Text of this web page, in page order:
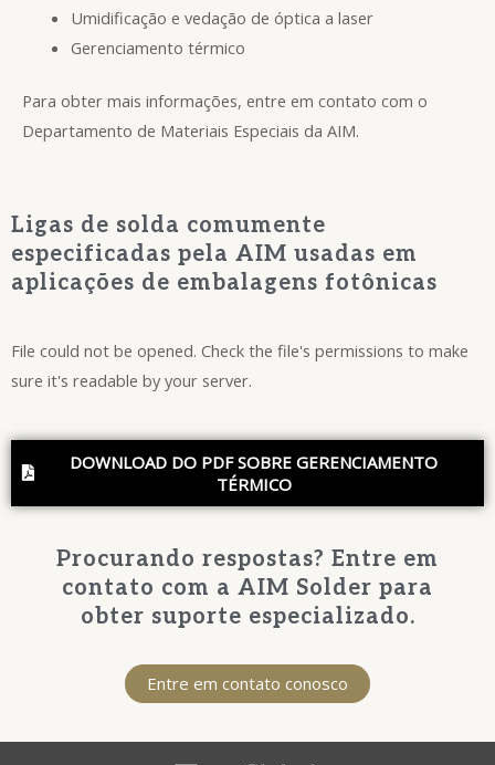
Umidificação e vedação de óptica a laser
Gerenciamento térmico
Para obter mais informações, entre em contato com o
Departamento de Materiais Especiais da AIM.
Ligas de solda comumente
especificadas pela AIM usadas em
aplicações de embalagens fotônicas
File could not be opened. Check the file's permissions to make
sure it's readable by your server.
DOWNLOAD DO PDF SOBRE GERENCIAMENTO
TÉRMICO
Procurando respostas? Entre em
contato com a AIM Solder para
obter suporte especializado.
Entre em contato conosco